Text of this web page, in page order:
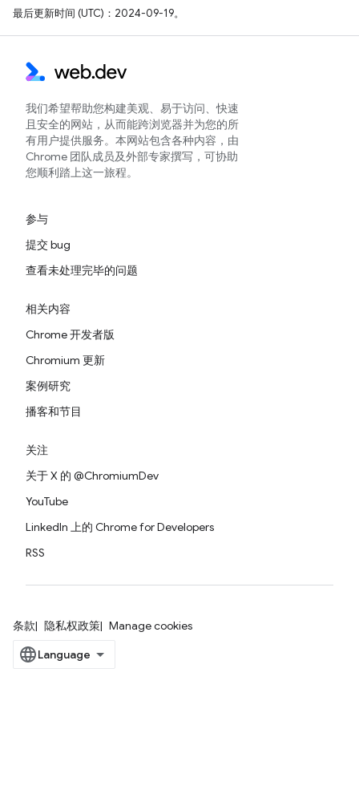
最后更新时间 (UTC)：2024-09-19。
我们希望帮助您构建美观、易于访问、快速
且安全的网站，从而能跨浏览器并为您的所
有用户提供服务。本网站包含各种内容，由
Chrome 团队成员及外部专家撰写，可协助
您顺利踏上这一旅程。
参与
提交 bug
查看未处理完毕的问题
相关内容
Chrome 开发者版
Chromium 更新
案例研究
播客和节目
关注
关于 X 的 @ChromiumDev
YouTube
LinkedIn 上的 Chrome for Developers
RSS
条款 隐私权政策 Manage cookies